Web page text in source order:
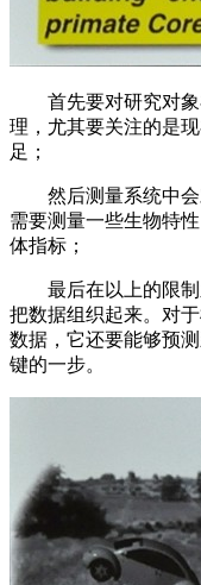
首先要对研究对象
理，尤其要关注的是
足；
然后测量系统中会
需要测量一些生物特
体指标；
最后在以上的限制
把数据组织起来。对
数据，它还要能够预
键的一步。